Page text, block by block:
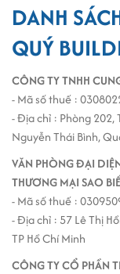
DANH
QUÝ
CÔNG TY TNHH
- Mã số thuế :
- Địa chỉ : Phòng 202,
Nguyễn Thái Bình,
VĂN PHÒNG ĐẠI
THƯƠNG MẠI SAO
- Mã số thuế :
- Địa chỉ : 57 Lê Thị
TP Hồ Chí Minh
CÔNG TY CỔ PHẦN